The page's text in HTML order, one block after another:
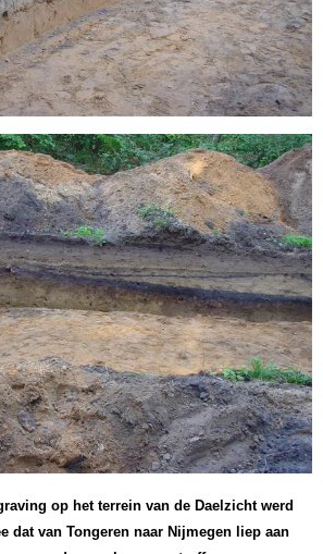
op het terrein van de Daelzicht werd
dat van Tongeren naar Nijmegen liep aan